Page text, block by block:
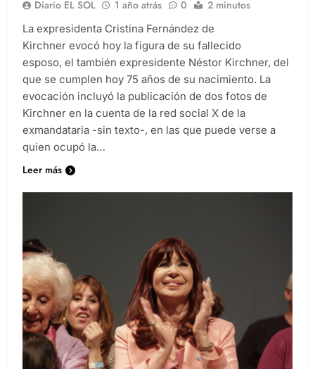
Diario EL SOL 1 año atrás 0 2 minutos
La expresidenta Cristina Fernández de
Kirchner evocó hoy la figura de su fallecido
esposo, el también expresidente Néstor Kirchner, del
que se cumplen hoy 75 años de su nacimiento. La
evocación incluyó la publicación de dos fotos de
Kirchner en la cuenta de la red social X de la
exmandataria -sin texto-, en las que puede verse a
quien ocupó la…
Leer más